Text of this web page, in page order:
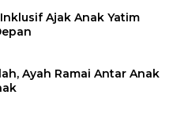
Ajak Anak Yatim
Ayah Ramai Antar Anak